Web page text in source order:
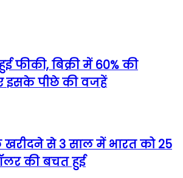
फीकी, बिक्री में 60% की
इसके पीछे की वजहें
से 3 साल में भारत को 25
की बचत हुई